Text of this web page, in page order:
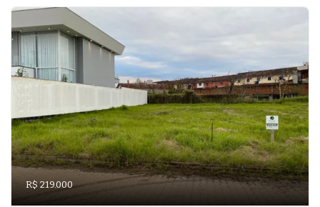
R$ 219.000